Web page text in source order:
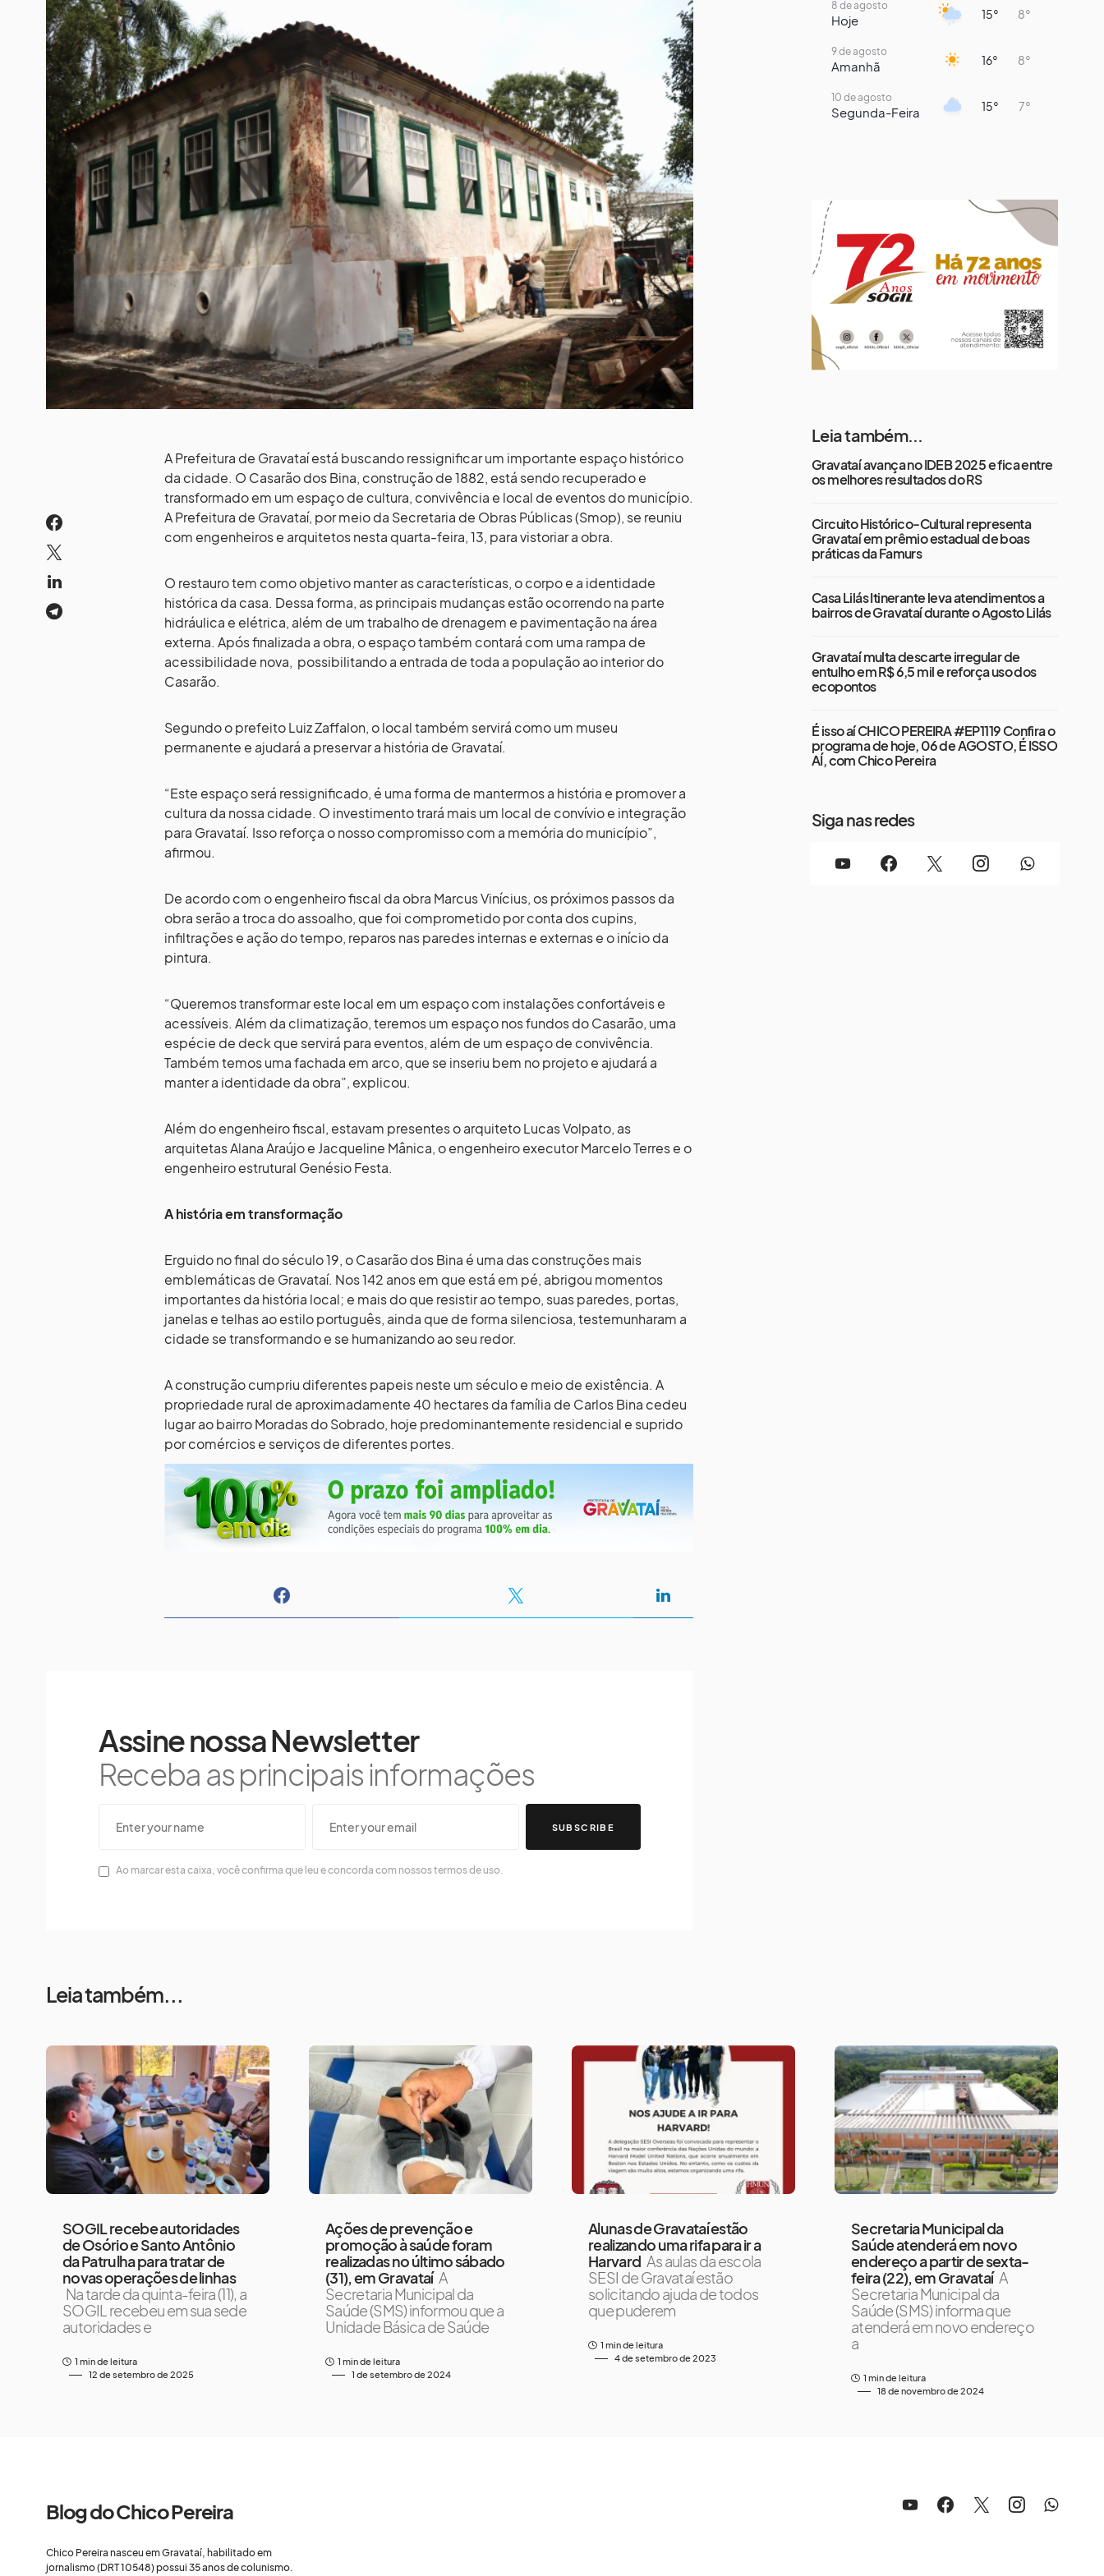
A Prefeitura de Gravataí está buscando ressignificar um importante espaço histórico
da cidade. O Casarão dos Bina, construção de 1882, está sendo recuperado e
transformado em um espaço de cultura, convivência e local de eventos do município.
A Prefeitura de Gravataí, por meio da Secretaria de Obras Públicas (Smop), se reuniu
com engenheiros e arquitetos nesta quarta-feira, 13, para vistoriar a obra.
O restauro tem como objetivo manter as características, o corpo e a identidade
histórica da casa. Dessa forma, as principais mudanças estão ocorrendo na parte
hidráulica e elétrica, além de um trabalho de drenagem e pavimentação na área
externa. Após finalizada a obra, o espaço também contará com uma rampa de
acessibilidade nova, possibilitando a entrada de toda a população ao interior do
Casarão.
Segundo o prefeito Luiz Zaffalon, o local também servirá como um museu
permanente e ajudará a preservar a história de Gravataí.
“Este espaço será ressignificado, é uma forma de mantermos a história e promover a
cultura da nossa cidade. O investimento trará mais um local de convívio e integração
para Gravataí. Isso reforça o nosso compromisso com a memória do município”,
afirmou.
De acordo com o engenheiro fiscal da obra Marcus Vinícius, os próximos passos da
obra serão a troca do assoalho, que foi comprometido por conta dos cupins,
infiltrações e ação do tempo, reparos nas paredes internas e externas e o início da
pintura.
“Queremos transformar este local em um espaço com instalações confortáveis e
acessíveis. Além da climatização, teremos um espaço nos fundos do Casarão, uma
espécie de deck que servirá para eventos, além de um espaço de convivência.
Também temos uma fachada em arco, que se inseriu bem no projeto e ajudará a
manter a identidade da obra”, explicou.
Além do engenheiro fiscal, estavam presentes o arquiteto Lucas Volpato, as
arquitetas Alana Araújo e Jacqueline Mânica, o engenheiro executor Marcelo Terres e o
engenheiro estrutural Genésio Festa.
A história em transformação
Erguido no final do século 19, o Casarão dos Bina é uma das construções mais
emblemáticas de Gravataí. Nos 142 anos em que está em pé, abrigou momentos
importantes da história local; e mais do que resistir ao tempo, suas paredes, portas,
janelas e telhas ao estilo português, ainda que de forma silenciosa, testemunharam a
cidade se transformando e se humanizando ao seu redor.
A construção cumpriu diferentes papeis neste um século e meio de existência. A
propriedade rural de aproximadamente 40 hectares da família de Carlos Bina cedeu
lugar ao bairro Moradas do Sobrado, hoje predominantemente residencial e suprido
por comércios e serviços de diferentes portes.
Assine nossa Newsletter
Receba as principais informações
SUBSCRIBE
Ao marcar esta caixa, você confirma que leu e concorda com nossos termos de uso.
8 de agosto
Hoje 15° 8°
9 de agosto
Amanhã 16° 8°
10 de agosto
Segunda-Feira 15° 7°
Quarta-Feira 13° 11°
13 de agosto
Quinta-Feira
14 de agosto
Sexta-Feira 18° 14°
Leia também...
Gravataí avança no IDEB 2025 e fica entre
os melhores resultados do RS
Circuito Histórico-Cultural representa
Gravataí em prêmio estadual de boas
práticas da Famurs
Casa Lilás Itinerante leva atendimentos a
bairros de Gravataí durante o Agosto Lilás
Gravataí multa descarte irregular de
entulho em R$ 6,5 mil e reforça uso dos
ecopontos
É isso aí CHICO PEREIRA #EP1119 Confira o
programa de hoje, 06 de AGOSTO, É ISSO
AÍ, com Chico Pereira
Siga nas redes
Leia também...
SOGIL recebe autoridades
de Osório e Santo Antônio
da Patrulha para tratar de
novas operações de linhas
Na tarde da quinta-feira (11), a
SOGIL recebeu em sua sede
autoridades e
1 min de leitura
12 de setembro de 2025
Ações de prevenção e
promoção à saúde foram
realizadas no último sábado
(31), em Gravataí A
Secretaria Municipal da
Saúde (SMS) informou que a
Unidade Básica de Saúde
1 min de leitura
1 de setembro de 2024
Alunas de Gravataí estão
realizando uma rifa para ir a
Harvard As aulas da escola
SESI de Gravataí estão
solicitando ajuda de todos
que puderem
1 min de leitura
4 de setembro de 2023
Secretaria Municipal da
Saúde atenderá em novo
endereço a partir de sexta-
feira (22), em Gravataí A
Secretaria Municipal da
Saúde (SMS) informa que
atenderá em novo endereço
a
1 min de leitura
18 de novembro de 2024
Blog do Chico Pereira
Chico Pereira nasceu em Gravataí, habilitado em
jornalismo (DRT 10548) possui 35 anos de colunismo.